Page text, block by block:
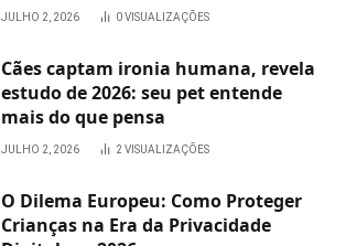
JULHO 2, 2026 0VISUALIZAÇÕES
Cães captam ironia humana, revela
estudo de 2026: seu pet entende
mais do que pensa
JULHO 2, 2026 2 VISUALIZAÇÕES
O Dilema Europeu: Como Proteger
Crianças na Era da Privacidade